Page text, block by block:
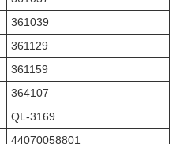
361039
361129
361159
364107
QL-3169
44070058801